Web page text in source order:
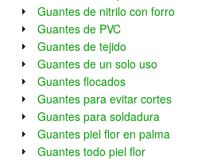
Guantes de nitrilo con forro
Guantes de PVC
Guantes de tejido
Guantes de un solo uso
Guantes flocados
Guantes para evitar cortes
Guantes para soldadura
Guantes piel flor en palma
Guantes todo piel flor